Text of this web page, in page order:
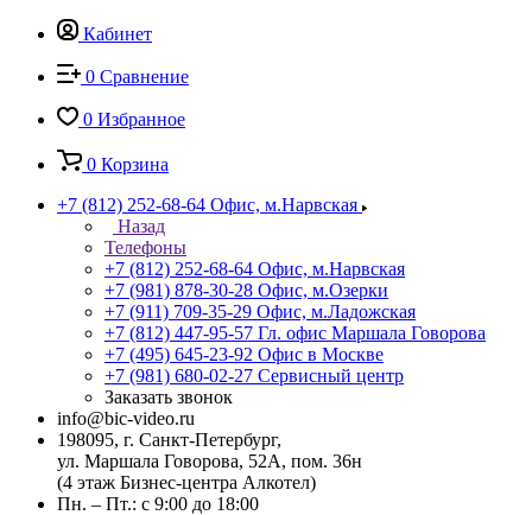
Кабинет
0 Сравнение
0 Избранное
0 Корзина
+7 (812) 252-68-64 Офис, м.Нарвская
Назад
Телефоны
+7 (812) 252-68-64 Офис, м.Нарвская
+7 (981) 878-30-28 Офис, м.Озерки
+7 (911) 709-35-29 Офис, м.Ладожская
+7 (812) 447-95-57 Гл. офис Маршала Говорова
+7 (495) 645-23-92 Офис в Москве
+7 (981) 680-02-27 Сервисный центр
Заказать звонок
info@bic-video.ru
198095, г. Санкт-Петербург,
ул. Маршала Говорова, 52А, пом. 36н
(4 этаж Бизнес-центра Алкотел)
Пн. – Пт.: с 9:00 до 18:00